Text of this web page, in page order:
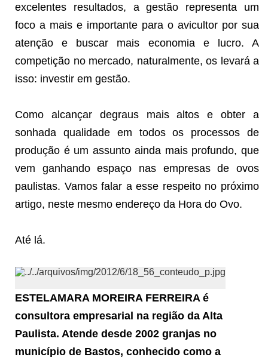
excelentes resultados, a gestão representa um
foco a mais e importante para o avicultor por sua
atenção e buscar mais economia e lucro. A
competição no mercado, naturalmente, os levará a
isso: investir em gestão.
Como alcançar degraus mais altos e obter a
sonhada qualidade em todos os processos de
produção é um assunto ainda mais profundo, que
vem ganhando espaço nas empresas de ovos
paulistas. Vamos falar a esse respeito no próximo
artigo, neste mesmo endereço da Hora do Ovo.
Até lá.
ESTELAMARA MOREIRA FERREIRA é
consultora empresarial na região da Alta
Paulista. Atende desde 2002 granjas no
município de Bastos, conhecido como a